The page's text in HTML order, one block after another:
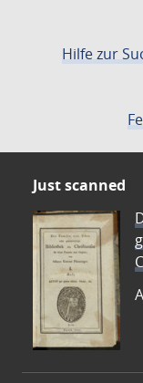
Hilfe zur
Just scanned